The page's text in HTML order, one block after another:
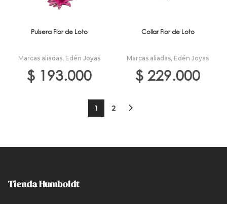
Pulsera Flor de Loto
Marcas aliadas, Edén Joyas
$ 193.000
Collar Flor de Loto
Marcas aliadas, Edén Joyas
$ 229.000
1 2
Tienda Humboldt